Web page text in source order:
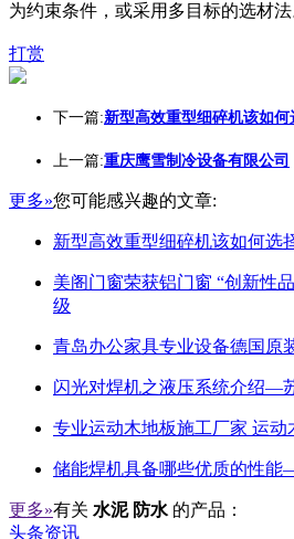
为约束条件，或采用多目标的选材法
打赏
下一篇:新型高效重型细碎机该如
上一篇:重庆鹰雪制冷设备有限公司
更多»您可能感兴趣的文章:
新型高效重型细碎机该如何选
美阁门窗荣获铝门窗 “创新性
级
青岛办公家具专业设备德国原
闪光对焊机之液压系统介绍—
专业运动木地板施工厂家 运动
储能焊机具备哪些优质的性能
更多»有关 水泥 防水 的产品：
头条资讯